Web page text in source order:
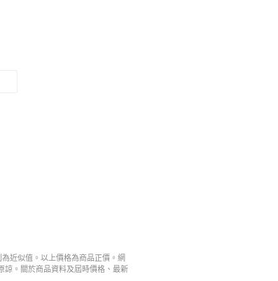
近似值。以上價格為商品正價。網
諒。關於商品資料及屆時價格、最新